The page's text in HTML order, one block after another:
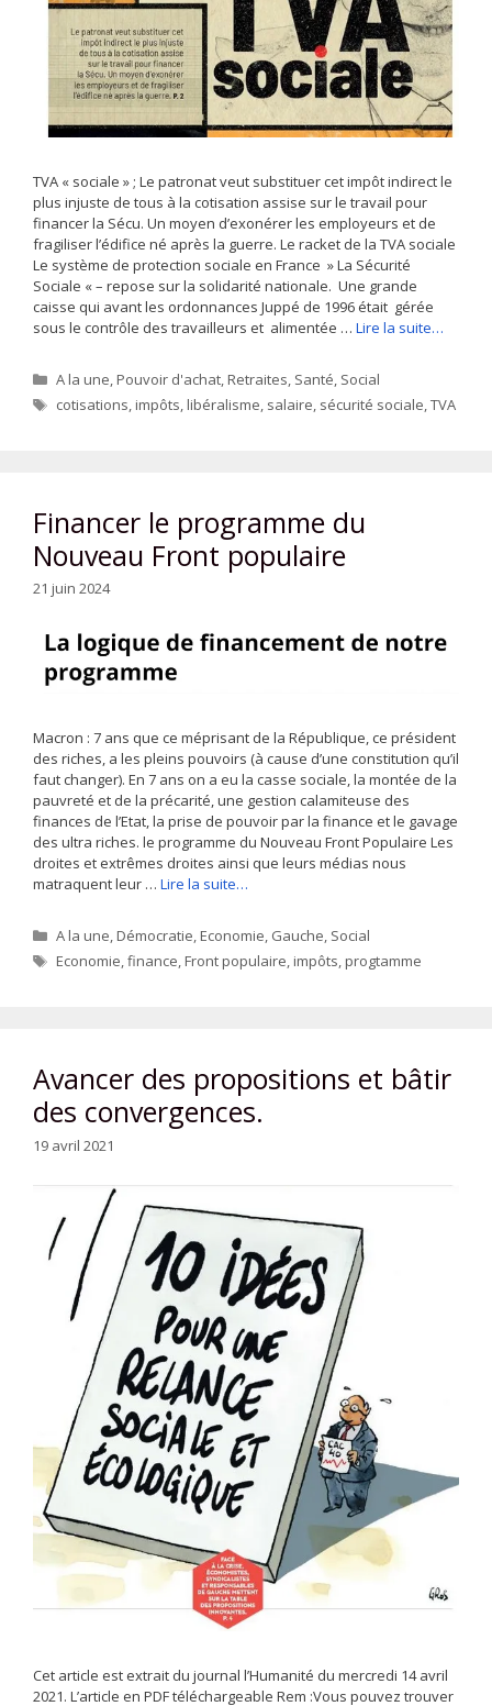
TVA « sociale » ; Le patronat veut substituer cet impôt indirect le
plus injuste de tous à la cotisation assise sur le travail pour
financer la Sécu. Un moyen d’exonérer les employeurs et de
fragiliser l’édifice né après la guerre. Le racket de la TVA sociale
Le système de protection sociale en France » La Sécurité
Sociale « – repose sur la solidarité nationale. Une grande
caisse qui avant les ordonnances Juppé de 1996 était gérée
sous le contrôle des travailleurs et alimentée … Lire la suite…
Catégories
A la une,Pouvoir d'achat,Retraites, Santé, Social
Étiquettes
cotisations,impôts,libéralisme, salaire, sécurité sociale,TVA
Financer le programme du
Nouveau Front populaire
21 juin 2024
Macron : 7 ans que ce méprisant de la République, ce président
des riches, a les pleins pouvoirs (à cause d’une constitution qu’il
faut changer). En 7 ans on a eu la casse sociale, la montée de la
pauvreté et de la précarité, une gestion calamiteuse des
finances de l’Etat, la prise de pouvoir par la finance et le gavage
des ultra riches. le programme du Nouveau Front Populaire Les
droites et extrêmes droites ainsi que leurs médias nous
matraquent leur … Lire la suite…
Catégories
A la une,Démocratie,Economie, Gauche, Social
Étiquettes
Economie,finance,Front populaire,impôts,progtamme
Avancer des propositions et bâtir
des convergences.
19 avril 2021
Cet article est extrait du journal l’Humanité du mercredi 14 avril
2021. L’article en PDF téléchargeable Rem :Vous pouvez trouver